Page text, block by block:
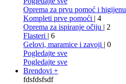
Oprema za prvu pomoć i higijenu
Kompleti prve pomoći | 4
Oprema za ispiranje očiju | 2
Flasteri | 6
Gelovi, maramice i zavoji | 0
Pogledajte sve
Pogledajte sve
Brendovi +
fdsfdsfsdf